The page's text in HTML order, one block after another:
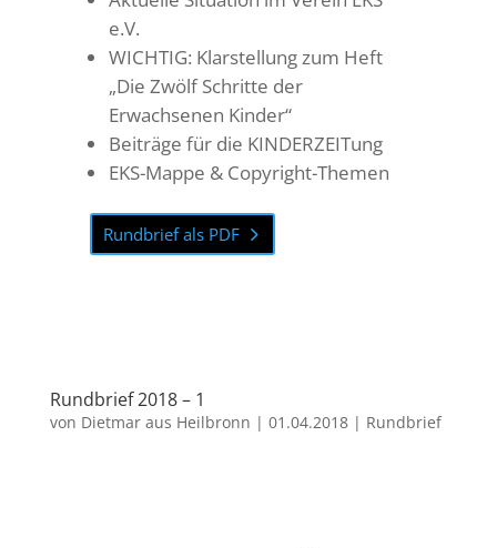
e.V.
WICHTIG: Klarstellung zum Heft
„Die Zwölf Schritte der
Erwachsenen Kinder“
Beiträge für die KINDERZEITung
EKS-Mappe & Copyright-Themen
Rundbrief als PDF
Rundbrief 2018 – 1
von Dietmar aus Heilbronn | 01.04.2018| Rundbrief